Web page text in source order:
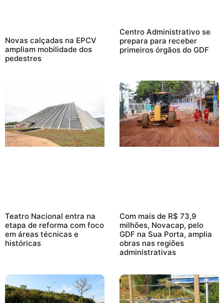
Novas calçadas na EPCV
ampliam mobilidade dos
pedestres
Centro Administrativo se
prepara para receber
primeiros órgãos do GDF
Teatro Nacional entra na
etapa de reforma com foco
em áreas técnicas e
históricas
Com mais de R$ 73,9
milhões, Novacap, pelo
GDF na Sua Porta, amplia
obras nas regiões
administrativas